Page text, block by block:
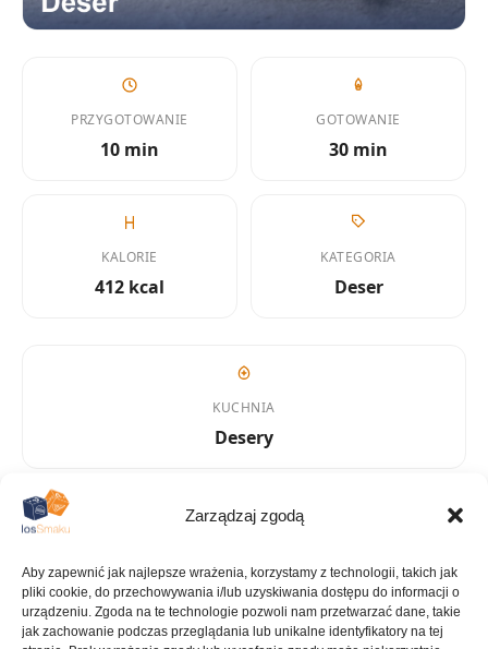
Zarządzaj zgodą
Aby zapewnić jak najlepsze wrażenia, korzystamy z technologii, takich jak
pliki cookie, do przechowywania i/lub uzyskiwania dostępu do informacji o
urządzeniu. Zgoda na te technologie pozwoli nam przetwarzać dane, takie
jak zachowanie podczas przeglądania lub unikalne identyfikatory na tej
PRZYGOTOWANIE
10 min
GOTOWANIE
30 min
KALORIE
412 kcal
KATEGORIA
Deser
KUCHNIA
Desery
6 porcji
Tagi: